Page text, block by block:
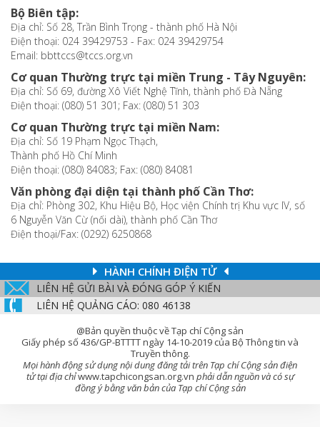
Bộ Biên tập:
Địa chỉ: Số 28, Trần Bình Trọng - thành phố Hà Nội
Điện thoại: 024 39429753 - Fax: 024 39429754
Email: bbttccs@tccs.org.vn
Cơ quan Thường trực tại miền Trung - Tây Nguyên:
Địa chỉ: Số 69, đường Xô Viết Nghệ Tĩnh, thành phố Đà Nẵng
Điện thoại: (080) 51 301; Fax: (080) 51 303
Cơ quan Thường trực tại miền Nam:
Địa chỉ: Số 19 Phạm Ngọc Thạch,
Thành phố Hồ Chí Minh
Điện thoại: (080) 84083; Fax: (080) 84081
Văn phòng đại diện tại thành phố Cần Thơ:
Địa chỉ: Phòng 302, Khu Hiệu Bộ, Học viện Chính trị Khu vực IV, số
6 Nguyễn Văn Cừ (nối dài), thành phố Cần Thơ
Điện thoại/Fax: (0292) 6250868
HÀNH CHÍNH ĐIỆN TỬ
LIÊN HỆ GỬI BÀI VÀ ĐÓNG GÓP Ý KIẾN
LIÊN HỆ QUẢNG CÁO: 080 46138
@Bản quyền thuộc về Tạp chí Cộng sản
Giấy phép số 436/GP-BTTTT ngày 14-10-2019 của Bộ Thông tin và
Truyền thông.
Mọi hành động sử dụng nội dung đăng tải trên Tạp chí Cộng sản điện
tử tại địa chỉwww.tapchicongsan.org.vn phải dẫn nguồn và có sự
đồng ý bằng văn bản của Tạp chí Cộng sản